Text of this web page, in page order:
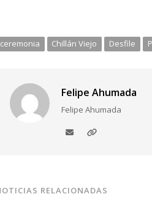
ceremonia Chillán Viejo Desfile
Felipe Ahumada
Felipe Ahumada
RELACIONADAS